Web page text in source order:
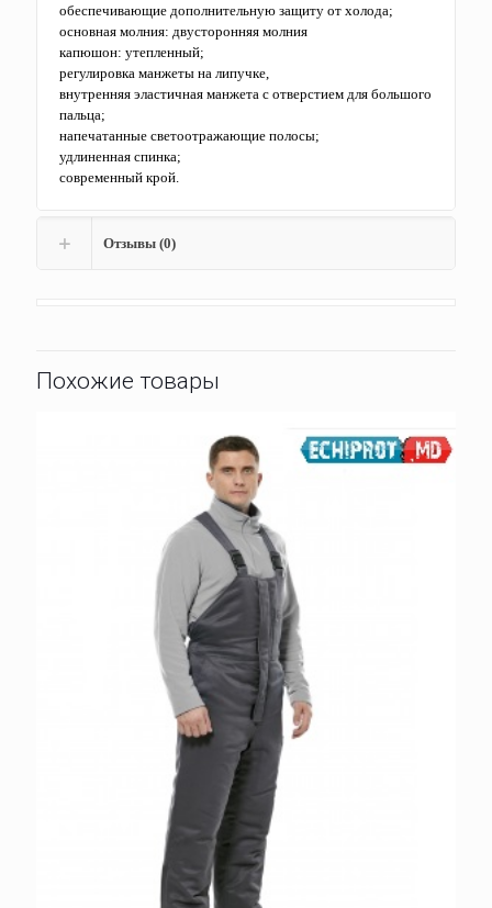
обеспечивающие дополнительную защиту от холода;
основная молния: двусторонняя молния
капюшон: утепленный;
регулировка манжеты на липучке,
внутренняя эластичная манжета с отверстием для большого
пальца;
напечатанные светоотражающие полосы;
удлиненная спинка;
современный крой.
Отзывы (0)
Похожие товары